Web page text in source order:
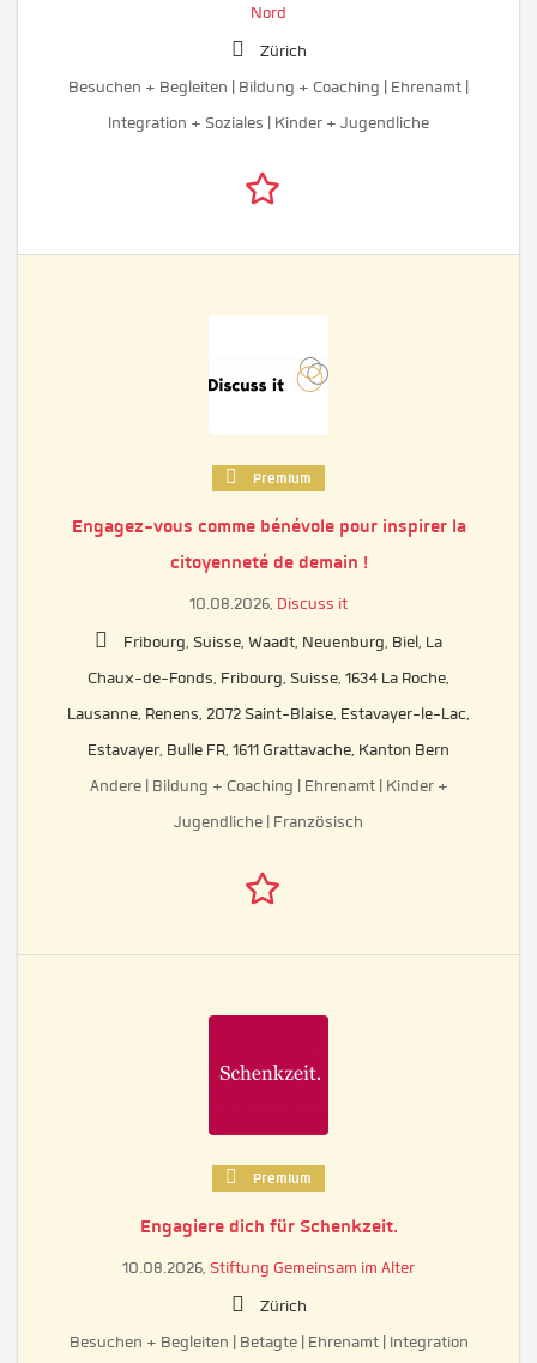
Nord
Zürich
Besuchen + Begleiten | Bildung + Coaching | Ehrenamt |
Integration + Soziales | Kinder + Jugendliche
Premium
Engagez-vous comme bénévole pour inspirer la
citoyenneté de demain !
10.08.2026, Discuss it
Fribourg, Suisse, Waadt, Neuenburg, Biel, La
Chaux-de-Fonds, Fribourg, Suisse, 1634 La Roche,
Lausanne, Renens, 2072 Saint-Blaise, Estavayer-le-Lac,
Estavayer, Bulle FR, 1611 Grattavache, Kanton Bern
Andere | Bildung + Coaching | Ehrenamt | Kinder +
Jugendliche | Französisch
Premium
Engagiere dich für Schenkzeit.
10.08.2026, Stiftung Gemeinsam im Alter
Zürich
Besuchen + Begleiten | Betagte | Ehrenamt | Integration